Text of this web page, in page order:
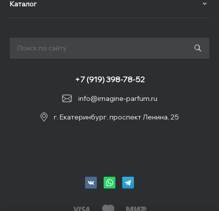
Каталог
info@imagine-parfum.ru
+7 (919) 398-78-52
г. Екатеринбург, проспект Ленина, 25